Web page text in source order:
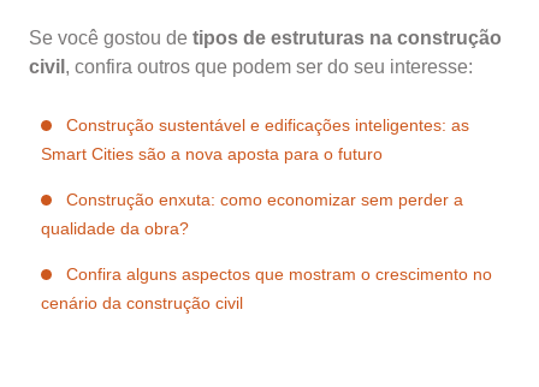
Se você gostou de tipos de estruturas na construção
civil , confira outros que podem ser do seu interesse:
Construção sustentável e edificações inteligentes: as
Smart Cities são a nova aposta para o futuro
Construção enxuta: como economizar sem perder a
qualidade da obra?
Confira alguns aspectos que mostram o crescimento no
cenário da construção civil